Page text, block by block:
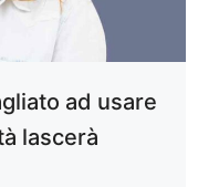
ad usare
lascerà